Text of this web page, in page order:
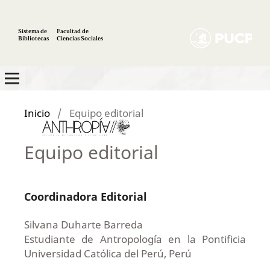
Sistema de
Bibliotecas
Facultad de
Ciencias Sociales
Inicio / Equipo editorial
Equipo editorial
Coordinadora Editorial
Silvana Duharte Barreda
Estudiante de Antropología en la Pontificia
Universidad Católica del Perú, Perú